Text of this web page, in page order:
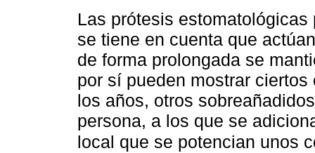
Las prótesis
se tiene en cuenta que
de forma prolongada se
por sí pueden mostrar
los años, otros
persona, a los que se
local que se potencian unos